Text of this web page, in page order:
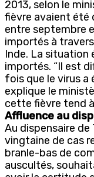
2013, selon le
fièvre avaient été
entre septembre
importés à
Inde. La situation
importés. “Il est
fois que le virus a
explique le
cette fièvre tend
Affluence au
Au dispensaire de
vingtaine de cas
branle-bas de
auscultés,